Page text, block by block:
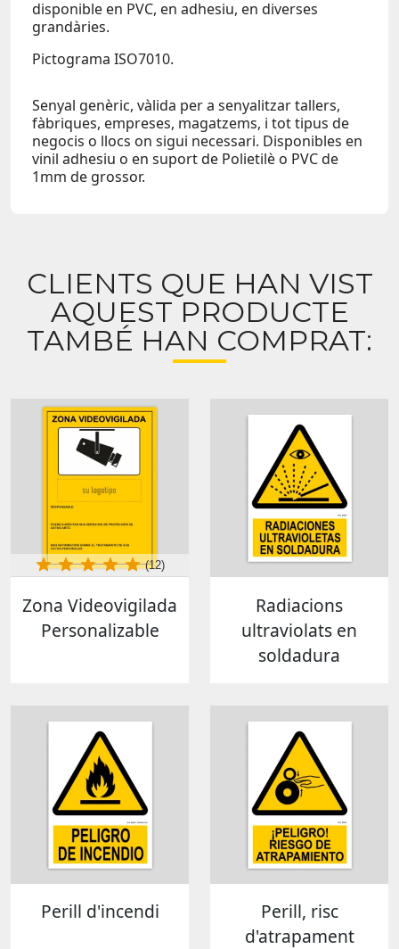
disponible en PVC, en adhesiu, en diverses
grandàries.
Pictograma ISO7010.
Senyal genèric, vàlida per a senyalitzar tallers,
fàbriques, empreses, magatzems, i tot tipus de
negocis o llocs on sigui necessari. Disponibles en
vinil adhesiu o en suport de Polietilè o PVC de
1mm de grossor.
CLIENTS QUE HAN VIST
AQUEST PRODUCTE
TAMBÉ HAN COMPRAT:
Zona Videovigilada
Personalizable
(12)
Radiacions
ultraviolats en
soldadura
Perill d'incendi
Perill, risc
d'atrapament